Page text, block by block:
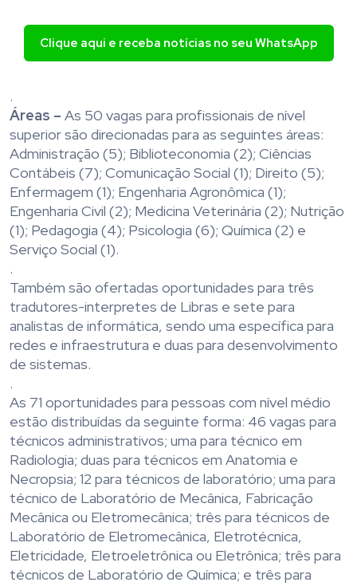
Clique aqui e receba notícias no seu WhatsApp
.
Áreas – As 50 vagas para profissionais de nível
superior são direcionadas para as seguintes áreas:
Administração (5); Biblioteconomia (2); Ciências
Contábeis (7); Comunicação Social (1); Direito (5);
Enfermagem (1); Engenharia Agronômica (1);
Engenharia Civil (2); Medicina Veterinária (2); Nutrição
(1); Pedagogia (4); Psicologia (6); Química (2) e
Serviço Social (1).
.
Também são ofertadas oportunidades para três
tradutores-interpretes de Libras e sete para
analistas de informática, sendo uma específica para
redes e infraestrutura e duas para desenvolvimento
de sistemas.
.
As 71 oportunidades para pessoas com nível médio
estão distribuídas da seguinte forma: 46 vagas para
técnicos administrativos; uma para técnico em
Radiologia; duas para técnicos em Anatomia e
Necropsia; 12 para técnicos de laboratório; uma para
técnico de Laboratório de Mecânica, Fabricação
Mecânica ou Eletromecânica; três para técnicos de
Laboratório de Eletromecânica, Eletrotécnica,
Eletricidade, Eletroeletrônica ou Eletrônica; três para
técnicos de Laboratório de Química; e três para